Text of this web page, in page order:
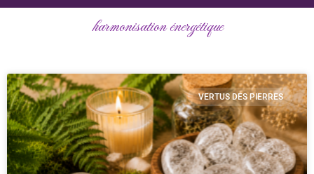
harmonisation énergétique
VERTUS DES PIERRES